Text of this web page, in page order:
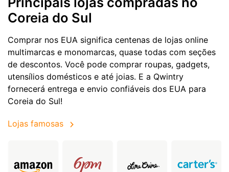
Coreia do Sul
Comprar nos EUA significa centenas de lojas online
multimarcas e monomarcas, quase todas com seções
de descontos. Você pode comprar roupas, gadgets,
utensílios domésticos e até joias. E a Qwintry
fornecerá entrega e envio confiáveis dos EUA para
Coreia do Sul!
Lojas famosas